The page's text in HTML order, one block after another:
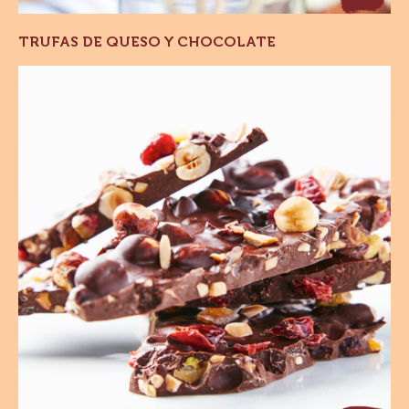
TRUFAS DE QUESO Y CHOCOLATE
C
c
A
s